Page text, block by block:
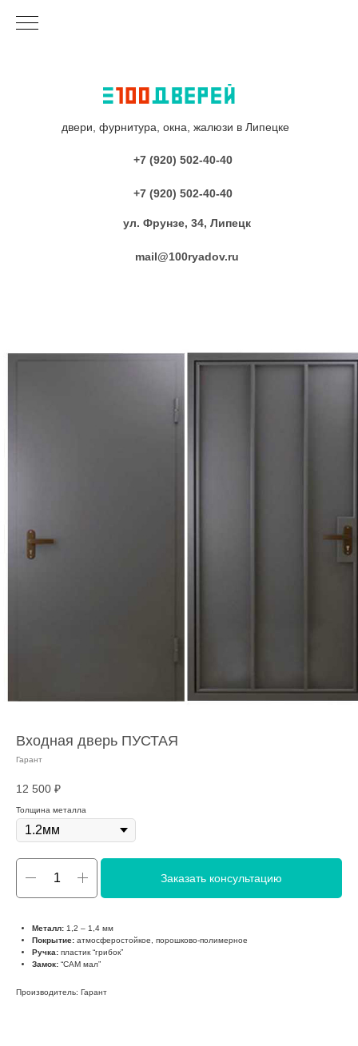
двери, фурнитура, окна, жалюзи в Липецке
+7 (920) 502-40-40
+7 (920) 502-40-40
ул. Фрунзе, 34, Липецк
mail@100ryadov.ru
Входная дверь ПУСТАЯ
Гарант
12 500 ₽
Толщина металла
Заказать консультацию
Металл: 1,2 – 1,4 мм
Покрытие: атмосферостойкое, порошково-полимерное
Ручка: пластик “грибок”
Замок: “САМ мал”
Производитель: Гарант